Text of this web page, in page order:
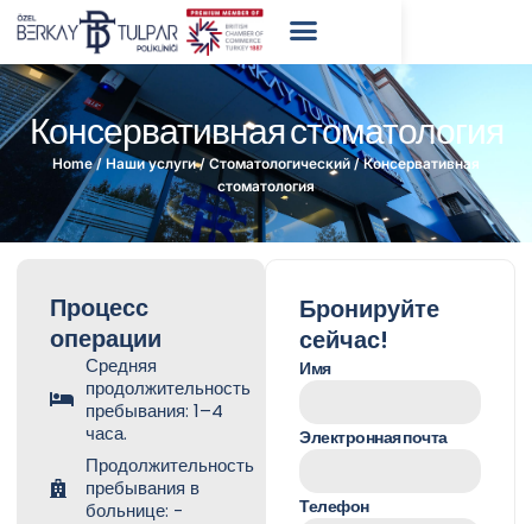
Консервативная стоматология
Home/Наши услуги/Стоматологический/Консервативная
стоматология
Процесс
операции
Средняя
продолжительность
пребывания: 1–4
часа.
Продолжительность
пребывания в
больнице: -
Бронируйте
сейчас!
Имя
Электронная почта
Телефон